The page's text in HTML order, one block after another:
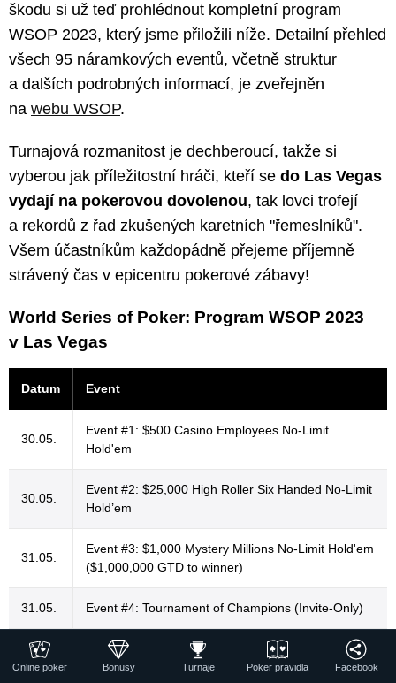
škodu si už teď prohlédnout kompletní program
WSOP 2023, který jsme přiložili níže. Detailní přehled
všech 95 náramkových eventů, včetně struktur
a dalších podrobných informací, je zveřejněn
na webu WSOP.
Turnajová rozmanitost je dechberoucí, takže si
vyberou jak příležitostní hráči, kteří se do Las Vegas
vydají na pokerovou dovolenou, tak lovci trofejí
a rekordů z řad zkušených karetních "řemeslníků".
Všem účastníkům každopádně přejeme příjemně
strávený čas v epicentru pokerové zábavy!
World Series of Poker: Program WSOP 2023
v Las Vegas
Datum Event
30.05.
Event #1: $500 Casino Employees No-Limit
Hold'em
30.05.
Event #2: $25,000 High Roller Six Handed No-Limit
Hold’em
31.05.
Event #3: $1,000 Mystery Millions No-Limit Hold'em
($1,000,000 GTD to winner)
31.05. Event #4: Tournament of Champions (Invite-Only)
31.05. Event #5: $1,500 Dealers Choice
Online poker Bonusy Turnaje Poker pravidla Facebook